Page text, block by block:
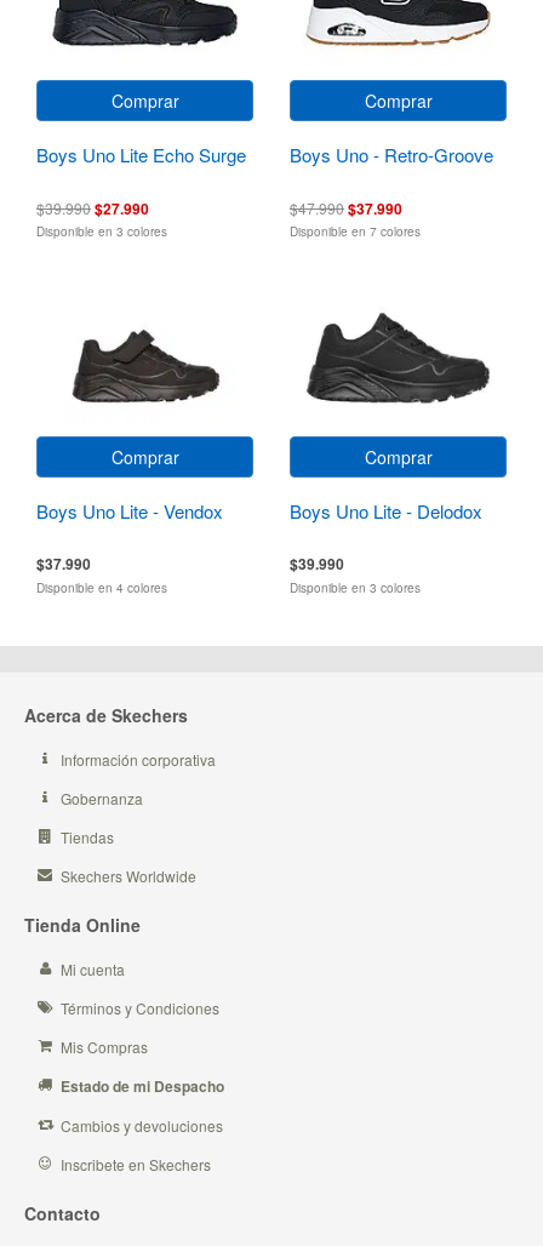
Comprar
Boys Uno Lite Echo Surge
$39.990$27.990
Disponible en 3 colores
Comprar
Boys Uno - Retro-Groove
$47.990$37.990
Disponible en 7 colores
Comprar
Boys Uno Lite - Vendox
$37.990
Disponible en 4 colores
Comprar
Boys Uno Lite - Delodox
$39.990
Disponible en 3 colores
Acerca de Skechers
Información corporativa
Gobernanza
Tiendas
Skechers Worldwide
Tienda Online
Mi cuenta
Términos y Condiciones
Mis Compras
Estado de mi Despacho
Cambios y devoluciones
Inscribete en Skechers
Contacto